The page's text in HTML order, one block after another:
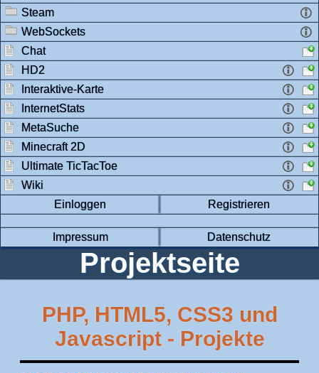
Steam
WebSockets
Chat
HD2
Interaktive-Karte
InternetStats
MetaSuche
Minecraft 2D
Ultimate TicTacToe
Wiki
Einloggen
Registrieren
Impressum Datenschutz
Projektseite